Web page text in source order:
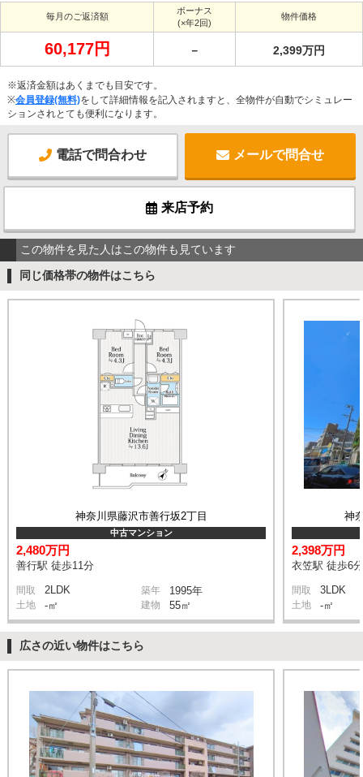
毎月のご返済額
ボーナス
(×年2回)
物件価格
60,177円 － 2,399万円
※返済金額はあくまでも目安です。
※会員登録(無料)をして詳細情報を記入されますと、全物件が自動でシミュレー
ションされとても便利になります。
電話で問合わせ メールで問合せ
来店予約
この物件を見た人はこの物件も見ています
同じ価格帯の物件はこちら
神奈川県藤沢市善行坂2丁目
中古マンション
2,480万円
善行駅 徒歩11分
間取 2LDK 築年 1995年
土地 -㎡ 建物 55㎡
神
2,398万円
衣笠駅 徒歩6分
間取 3LDK
土地 -㎡
広さの近い物件はこちら